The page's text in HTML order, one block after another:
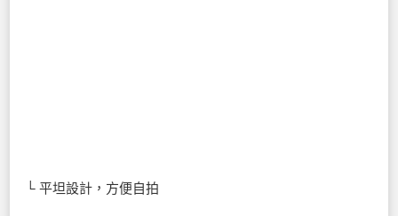
└ 平坦設計，方便自拍